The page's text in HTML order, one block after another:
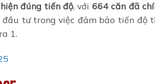
đúng tiến độ, với 664 căn đã
tư trong việc đảm bảo tiến độ
1.